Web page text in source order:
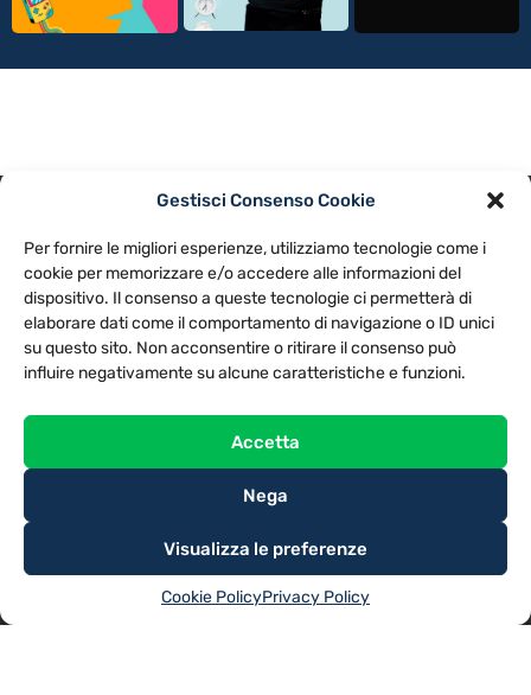
Gestisci Consenso Cookie
Per fornire le migliori esperienze, utilizziamo tecnologie come i
cookie per memorizzare e/o accedere alle informazioni del
dispositivo. Il consenso a queste tecnologie ci permetterà di
elaborare dati come il comportamento di navigazione o ID unici
su questo sito. Non acconsentire o ritirare il consenso può
influire negativamente su alcune caratteristiche e funzioni.
Accetta
Nega
Visualizza le preferenze
Cookie PolicyPrivacy Policy
NOTE LEGALI
CONTATTACI PREFERENZE
TV LIBERA S.P.A.
Via Monteleonese 95/21 – 51100 Pistoia (PT)
Tel. 0573.9136 / Fax 0573.913615